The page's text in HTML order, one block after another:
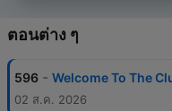
ตอนต่าง ๆ
596 - Welcome To The
02 ส.ค. 2026